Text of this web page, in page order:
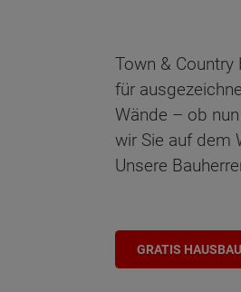
Town &
für
Wände – ob
wir Sie auf dem
Unsere
GRATIS